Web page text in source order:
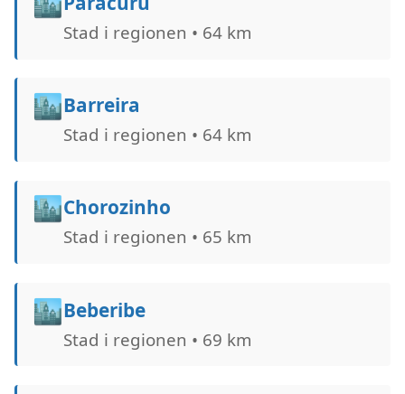
Stad i regionen • 64 km
🏙️Barreira
Stad i regionen • 64 km
🏙️Chorozinho
Stad i regionen • 65 km
🏙️Beberibe
Stad i regionen • 69 km